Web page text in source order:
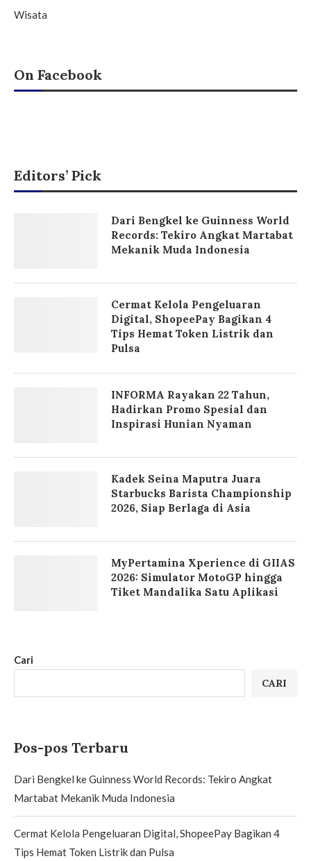
Cari
CARI
Pos-pos Terbaru
Dari Bengkel ke Guinness World Records: Tekiro Angkat
Martabat Mekanik Muda Indonesia
Cermat Kelola Pengeluaran Digital, ShopeePay Bagikan 4
Tips Hemat Token Listrik dan Pulsa
Wisata
On Facebook
Editors’ Pick
Dari Bengkel ke Guinness World
Records: Tekiro Angkat Martabat
Mekanik Muda Indonesia
Cermat Kelola Pengeluaran
Digital, ShopeePay Bagikan 4
Tips Hemat Token Listrik dan
Pulsa
INFORMA Rayakan 22 Tahun,
Hadirkan Promo Spesial dan
Inspirasi Hunian Nyaman
Kadek Seina Maputra Juara
Starbucks Barista Championship
2026, Siap Berlaga di Asia
MyPertamina Xperience di GIIAS
2026: Simulator MotoGP hingga
Tiket Mandalika Satu Aplikasi